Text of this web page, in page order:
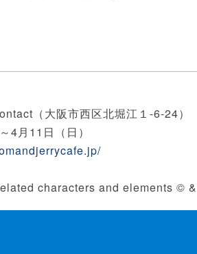
（大阪市西区北堀江１-6-24）
4月11日（日）
characters and elements ©